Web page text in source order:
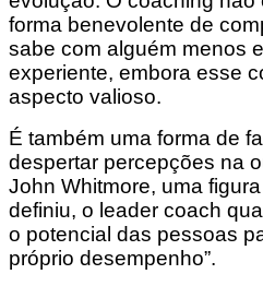
forma benevolente de
sabe com alguém menos
experiente, embora esse
aspecto valioso.
É também uma forma de
despertar percepções na
John Whitmore, uma
definiu, o leader coach
o potencial das pessoas
próprio desempenho”.